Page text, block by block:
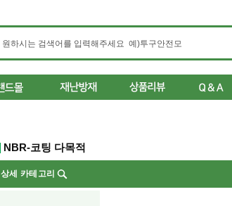
NBR-코팅 다목적
상세 카테고리